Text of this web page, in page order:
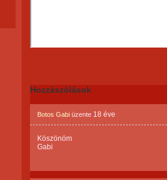
Hozzászólások
Botos Gabi üzente 18 éve
Köszönöm
Gabi